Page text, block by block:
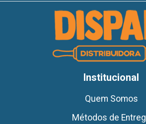
Institucional
Quem Somos
Métodos de